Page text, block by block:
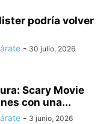
podría volver
- 30 julio, 2026
Scary Movie
con una...
- 3 junio, 2026